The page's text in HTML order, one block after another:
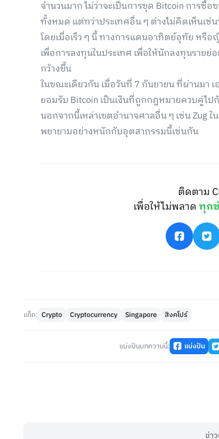
จำนวนมาก ไม่ว่าจะเป็นการขุด Bitcoin การซื้
ทั้งหมด แต่ทว่าประเทศอื่น ๆ ต่างไม่คิดเห็นเช่
โดยเมื่อเร็ว ๆ นี้ ทางการแดนอาทิตย์อุทัย หรื
เพื่อการลงทุนในประเทศ เพื่อให้นักลงทุนราย
กว้างขึ้น
ในขณะเดียวกัน เมื่อวันที่ 7 กันยายน ที่ผ่านมา
ยอมรับ Bitcoin เป็นเงินที่ถูกกฎหมายควบคู่ไ
นอกจากนี้เหล่าเขตอำนาจศาลอื่น ๆ เช่น Zug
พยายามอย่างหนักกับอุตสากรรมนี้เช่นกัน
ติดตาม
เพื่อให้ไม่พลาดทุก
แท็ก: Crypto Cryptocurrency Singapore สิงคโปร์
แบ่งปันบทความนี้: แบ่งปัน
ข่า